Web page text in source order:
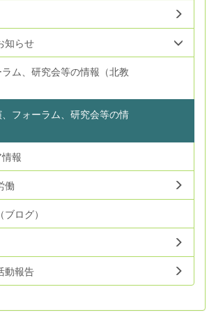
知らせ
ム、研究会等の情報（北教
フォーラム、研究会等の情
報
働
ログ）
動報告